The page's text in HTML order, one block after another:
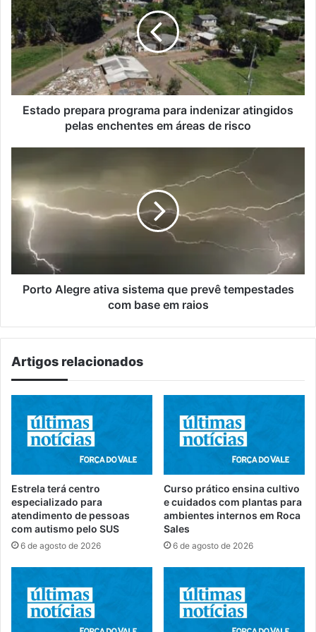
programa
para
indenizar
atingidos
pelas
enchentes
em
áreas
Estado prepara programa para indenizar atingidos
pelas enchentes em áreas de risco
ativa
sistema
que
prevê
tempestades
com
base
emPorto Alegre ativa sistema que prevê tempestades
com base em raios
Artigos relacionados
Estrela terá centro
especializado para
atendimento de pessoas
com autismo pelo SUS
6 de agosto de 2026
Curso prático ensina cultivo
e cuidados com plantas para
ambientes internos em Roca
Sales
6 de agosto de 2026